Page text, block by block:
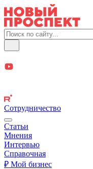
Сотрудничество
Статьи
Мнения
Интервью
Справочная
₽ Мой бизнес